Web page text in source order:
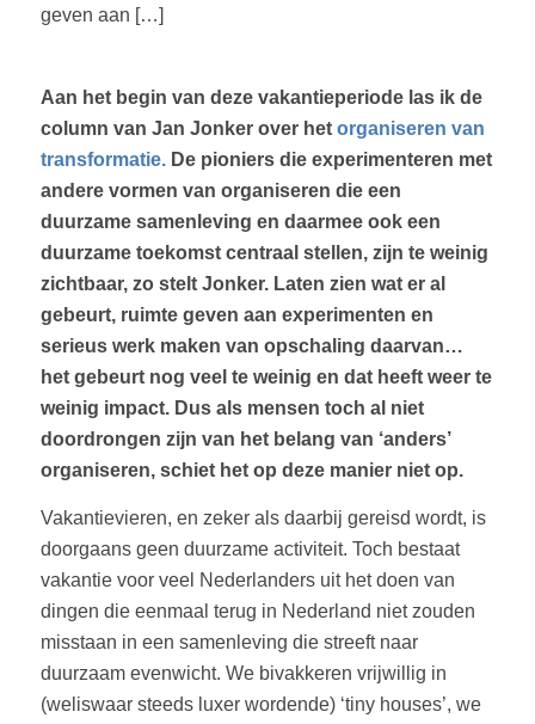
geven aan […]
Aan het begin van deze vakantieperiode las ik de
column van Jan Jonker over het organiseren van
transformatie.De pioniers die experimenteren met
andere vormen van organiseren die een
duurzame samenleving en daarmee ook een
duurzame toekomst centraal stellen, zijn te weinig
zichtbaar, zo stelt Jonker. Laten zien wat er al
gebeurt, ruimte geven aan experimenten en
serieus werk maken van opschaling daarvan…
het gebeurt nog veel te weinig en dat heeft weer te
weinig impact. Dus als mensen toch al niet
doordrongen zijn van het belang van ‘anders’
organiseren, schiet het op deze manier niet op.
Vakantievieren, en zeker als daarbij gereisd wordt, is
doorgaans geen duurzame activiteit. Toch bestaat
vakantie voor veel Nederlanders uit het doen van
dingen die eenmaal terug in Nederland niet zouden
misstaan in een samenleving die streeft naar
duurzaam evenwicht. We bivakkeren vrijwillig in
(weliswaar steeds luxer wordende) ‘tiny houses’, we